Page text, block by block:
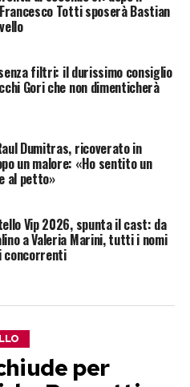
Totti sposerà Bastian
filtri: il durissimo consiglio
Gori che non dimenticherà
Dumitras, ricoverato in
un malore: «Ho sentito un
al petto»
Vip 2026, spunta il cast: da
a Valeria Marini, tutti i nomi
concorrenti
per